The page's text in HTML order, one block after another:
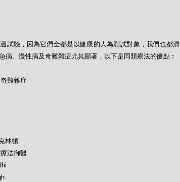
試驗，因為它們全都是以健康的人為測試對象，我們也都清
、慢性病及奇難雜症尤其顯著，以下是同類療法的優點︰
難雜症
林頓
法御醫